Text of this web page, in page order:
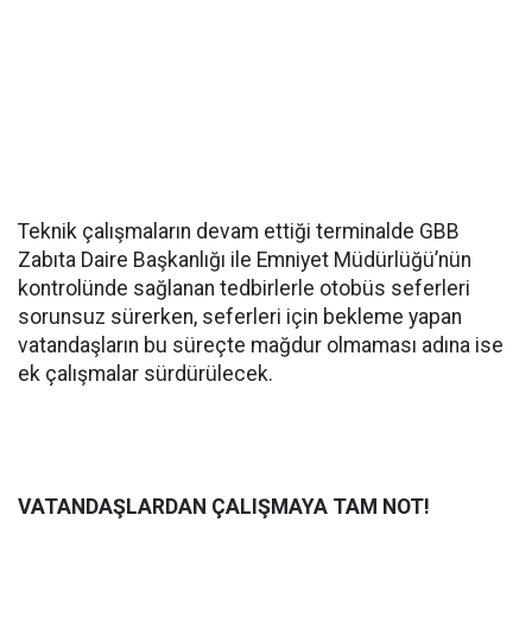
Teknik çalışmaların devam ettiği terminalde GBB
Zabıta Daire Başkanlığı ile Emniyet Müdürlüğü’nün
kontrolünde sağlanan tedbirlerle otobüs seferleri
sorunsuz sürerken, seferleri için bekleme yapan
vatandaşların bu süreçte mağdur olmaması adına ise
ek çalışmalar sürdürülecek.
VATANDAŞLARDAN ÇALIŞMAYA TAM NOT!